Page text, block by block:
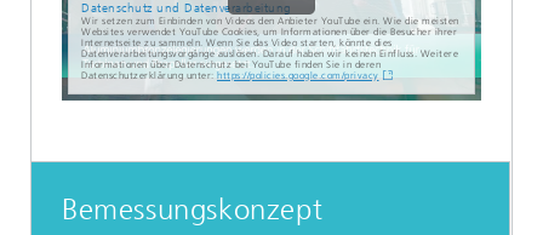
Datenschutz und Datenverarbeitung
Wir setzen zum Einbinden von Videos den Anbieter YouTube ein. Wie die meisten
Websites verwendet YouTube Cookies, um Informationen über die Besucher ihrer
Internetseite zu sammeln. Wenn Sie das Video starten, könnte dies
Datenverarbeitungsvorgänge auslösen. Darauf haben wir keinen Einfluss. Weitere
Informationen über Datenschutz bei YouTube finden Sie in deren
Datenschutzerklärung unter: https://policies.google.com/privacy
Bemessungskonzept